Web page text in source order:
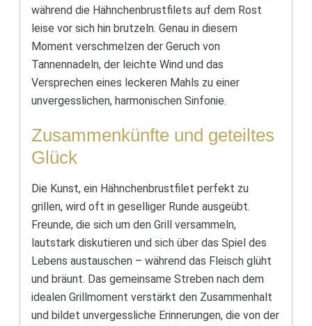
während die Hähnchenbrustfilets auf dem Rost
leise vor sich hin brutzeln. Genau in diesem
Moment verschmelzen der Geruch von
Tannennadeln, der leichte Wind und das
Versprechen eines leckeren Mahls zu einer
unvergesslichen, harmonischen Sinfonie.
Zusammenkünfte und geteiltes
Glück
Die Kunst, ein Hähnchenbrustfilet perfekt zu
grillen, wird oft in geselliger Runde ausgeübt.
Freunde, die sich um den Grill versammeln,
lautstark diskutieren und sich über das Spiel des
Lebens austauschen – während das Fleisch glüht
und bräunt. Das gemeinsame Streben nach dem
idealen Grillmoment verstärkt den Zusammenhalt
und bildet unvergessliche Erinnerungen, die von der